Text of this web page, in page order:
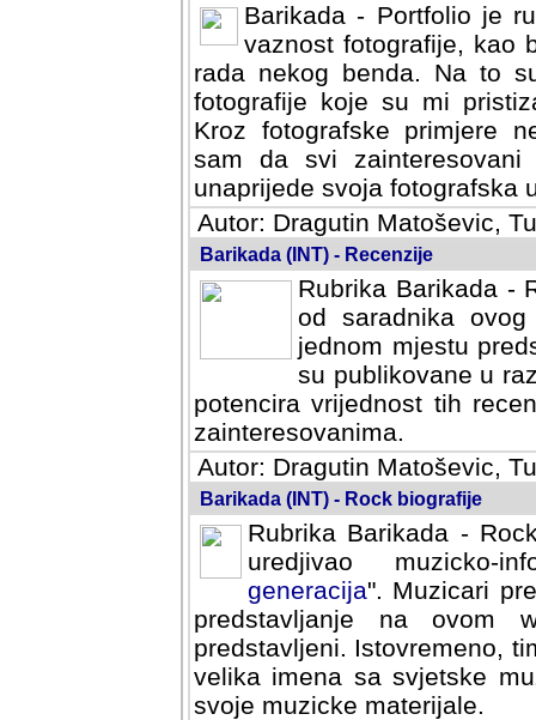
Barikada - Portfolio je
vaznost fotografije, kao
rada nekog benda. Na to
fotografije koje su mi
fotografske primjere
svi zainteresovani
svoja fotografska umijeca.
Autor: Dragutin Matoševic,
Barikada (INT) - Recenzije
Rubrika Barikada -
od saradnika
jednom mjestu
su publikovane u
potencira vrijednost tih
zainteresovanima.
Autor: Dragutin Matoševic,
Barikada (INT) - Rock biografije
Rubrika Barikada -
uredjivao muzicko-
Muzicari predstavljeni u
na ovom web portalu
Istovremeno, tim nacinom
sa svjetske muzicke scene
materijale.